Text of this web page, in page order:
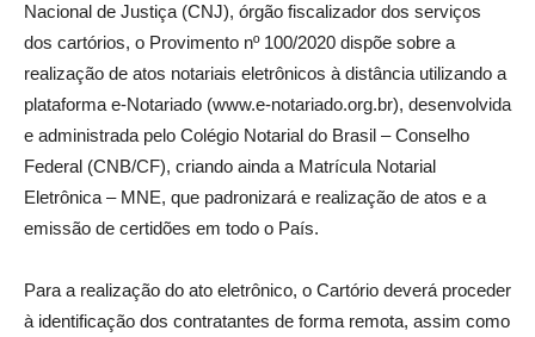
Nacional de Justiça (CNJ), órgão fiscalizador dos serviços
dos cartórios, o Provimento nº 100/2020 dispõe sobre a
realização de atos notariais eletrônicos à distância utilizando a
plataforma e-Notariado (www.e-notariado.org.br), desenvolvida
e administrada pelo Colégio Notarial do Brasil – Conselho
Federal (CNB/CF), criando ainda a Matrícula Notarial
Eletrônica – MNE, que padronizará e realização de atos e a
emissão de certidões em todo o País.
Para a realização do ato eletrônico, o Cartório deverá proceder
à identificação dos contratantes de forma remota, assim como